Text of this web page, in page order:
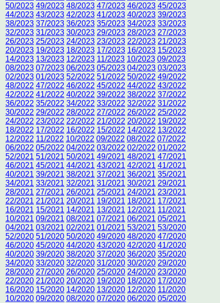
50/2023 49/2023 48/2023 47/2023 46/2023 45/2023
44/2023 43/2023 42/2023 41/2023 40/2023 39/2023
38/2023 37/2023 36/2023 35/2023 34/2023 33/2023
32/2023 31/2023 30/2023 29/2023 28/2023 27/2023
26/2023 25/2023 24/2023 23/2023 22/2023 21/2023
20/2023 19/2023 18/2023 17/2023 16/2023 15/2023
14/2023 13/2023 12/2023 11/2023 10/2023 09/2023
08/2023 07/2023 06/2023 05/2023 04/2023 03/2023
02/2023 01/2023 52/2022 51/2022 50/2022 49/2022
48/2022 47/2022 46/2022 45/2022 44/2022 43/2022
42/2022 41/2022 40/2022 39/2022 38/2022 37/2022
36/2022 35/2022 34/2022 33/2022 32/2022 31/2022
30/2022 29/2022 28/2022 27/2022 26/2022 25/2022
24/2022 23/2022 22/2022 21/2022 20/2022 19/2022
18/2022 17/2022 16/2022 15/2022 14/2022 13/2022
12/2022 11/2022 10/2022 09/2022 08/2022 07/2022
06/2022 05/2022 04/2022 03/2022 02/2022 01/2022
52/2021 51/2021 50/2021 49/2021 48/2021 47/2021
46/2021 45/2021 44/2021 43/2021 42/2021 41/2021
40/2021 39/2021 38/2021 37/2021 36/2021 35/2021
34/2021 33/2021 32/2021 31/2021 30/2021 29/2021
28/2021 27/2021 26/2021 25/2021 24/2021 23/2021
22/2021 21/2021 20/2021 19/2021 18/2021 17/2021
16/2021 15/2021 14/2021 13/2021 12/2021 11/2021
10/2021 09/2021 08/2021 07/2021 06/2021 05/2021
04/2021 03/2021 02/2021 01/2021 53/2021 53/2020
52/2020 51/2020 50/2020 49/2020 48/2020 47/2020
46/2020 45/2020 44/2020 43/2020 42/2020 41/2020
40/2020 39/2020 38/2020 37/2020 36/2020 35/2020
34/2020 33/2020 32/2020 31/2020 30/2020 29/2020
28/2020 27/2020 26/2020 25/2020 24/2020 23/2020
22/2020 21/2020 20/2020 19/2020 18/2020 17/2020
16/2020 15/2020 14/2020 13/2020 12/2020 11/2020
10/2020 09/2020 08/2020 07/2020 06/2020 05/2020